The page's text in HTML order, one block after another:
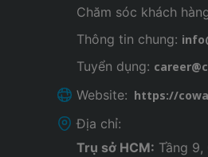
Chăm sóc khách
Thông tin chung:
Tuyển dụng:
Website: https://
Địa chỉ:
Trụ sở HCM: Tầng